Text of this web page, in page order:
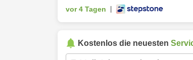
vor 4 Tagen
Kostenlos die neuesten